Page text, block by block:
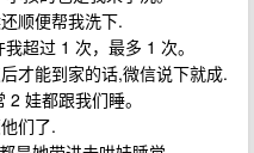
顺便帮我洗下.
超过 1 次，最多 1 次。
才能到家的话,微信说下就成.
娃都跟我们睡。
们了.